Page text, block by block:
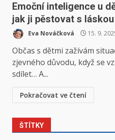
Emoční inteligence u
jak ji pěstovat s
Eva Nováčková 15. 9.
Občas s dětmi zažívám
zjevného důvodu, když se
sdílet… A...
Pokračovat ve čtení
ŠTÍTKY